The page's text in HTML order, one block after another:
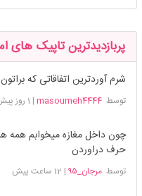
پربازدیدترین تاپیک های
شرم آوردترین اتفاقاتی که براتون
توسطmasoumeh4444
| 1 روز پیش
چون داخل مغازه میخوابم
حرف دراوردن
توسطمرجان_۹۵ | 12 ساعت پیش